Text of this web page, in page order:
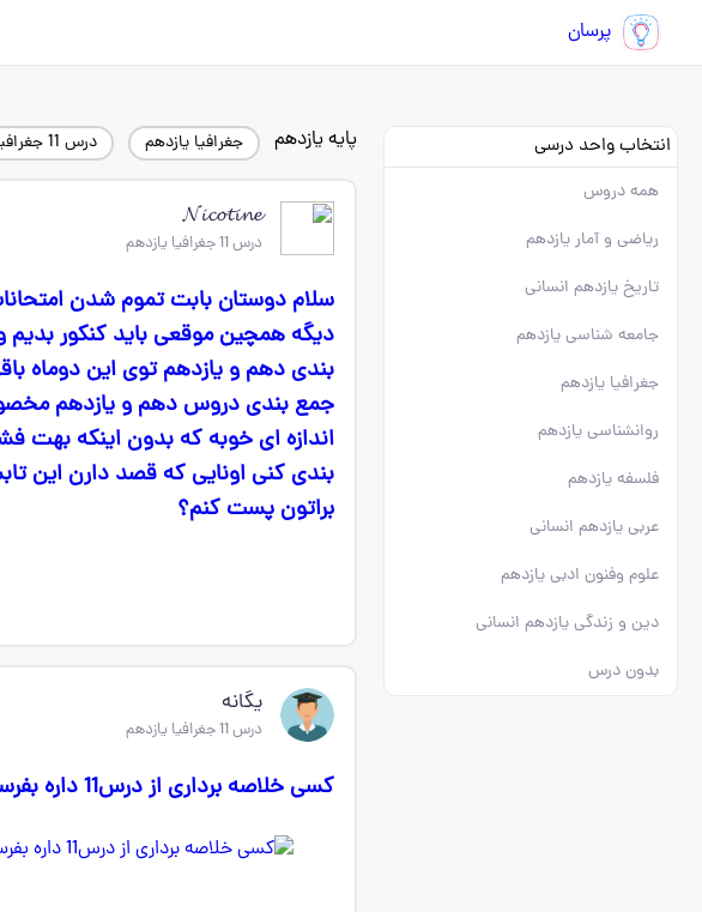
پرسان
انتخاب واحد درسی
همه دروس
ریاضی و آمار یازدهم
تاریخ یازدهم انسانی
جامعه شناسی یازدهم
جغرافیا یازدهم
روانشناسی یازدهم
فلسفه یازدهم
عربی یازدهم انسانی
علوم وفنون ادبی یازدهم
دین و زندگی یازدهم انسانی
بدون درس
پایه یازدهم جغرافیا یازدهم درس 11 جغرافیا یازدهم
𝓝𝓲𝓬𝓸𝓽𝓲𝓷𝓮
درس 11 جغرافیا یازدهم
سلام دوستان بابت تموم شدن
دیگه همچین موقعی باید کنکور بدیم
بندی دهم و یازدهم توی این دوماه
جمع بندی دروس دهم و یازدهم مخصوص
اندازه ای خوبه که بدون اینکه بهت
بندی کنی اونایی که قصد دارن این
براتون پست کنم؟
یگانه
درس 11 جغرافیا یازدهم
کسی خلاصه برداری از درس11 داره بفرسته ممنون